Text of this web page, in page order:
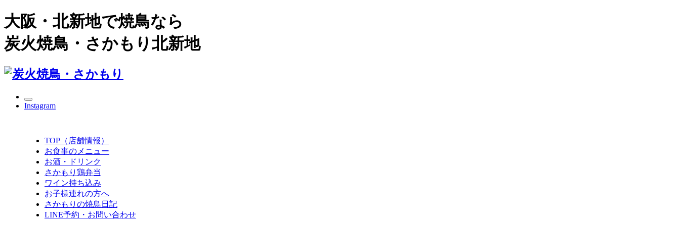
大阪・北新地で焼鳥なら
炭火焼鳥・さかもり北新地
Instagram
TOP（店舗情報）
お食事のメニュー
お酒・ドリンク
さかもり鶏弁当
ワイン持ち込み
お子様連れの方へ
さかもりの焼鳥日記
LINE予約・お問い合わせ